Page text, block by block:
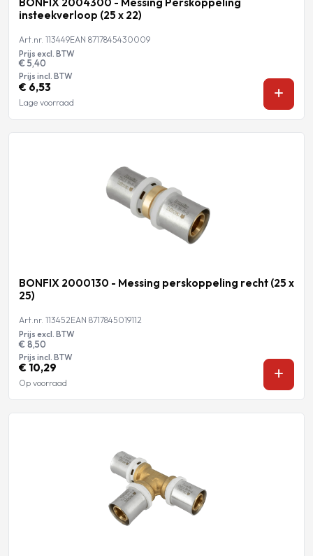
insteekverloop (25 x 22)
Art.nr. 113449EAN 8717845430009
Prijs excl. BTW
€ 5,40
Prijs incl. BTW
€ 6,53
Lage voorraad
BONFIX 2000130 - Messing perskoppeling recht (25 x
25)
Art.nr. 113452EAN 8717845019112
Prijs excl. BTW
€ 8,50
Prijs incl. BTW
€ 10,29
Op voorraad